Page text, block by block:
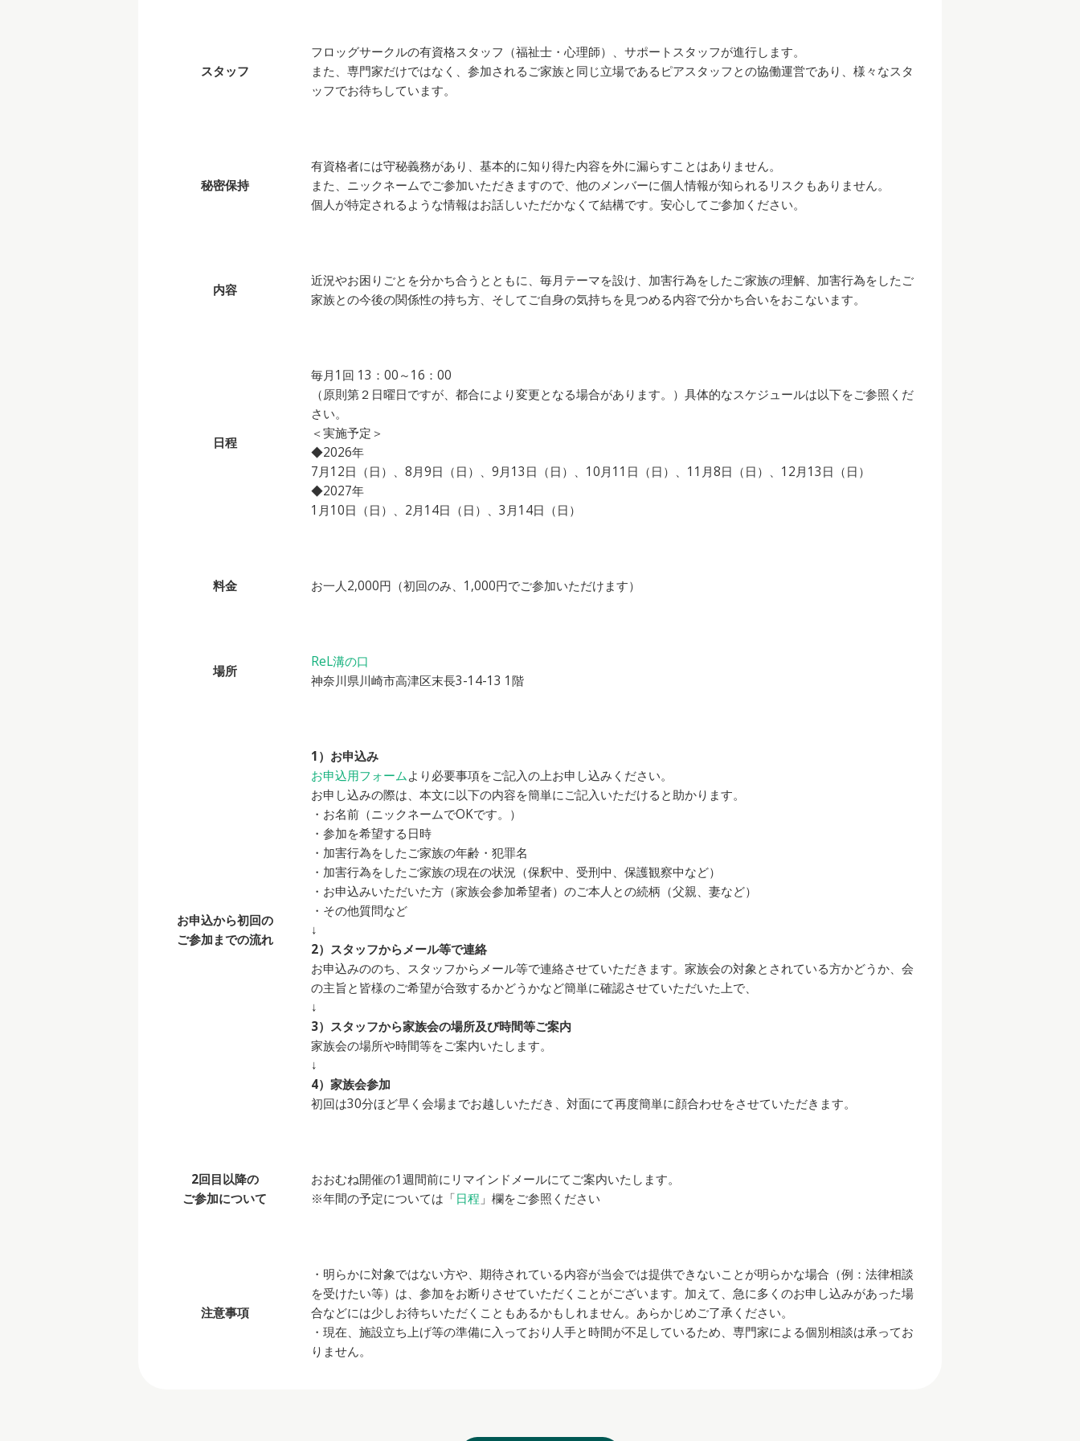
スタッフ
フロッグサークルの有資格スタッフ（福祉士・心理師）、サポートスタッフが進行します。
また、専門家だけではなく、参加されるご家族と同じ立場であるピアスタッフとの協働運営であり、様々なスタ
ッフでお待ちしています。
秘密保持
有資格者には守秘義務があり、基本的に知り得た内容を外に漏らすことはありません。
また、ニックネームでご参加いただきますので、他のメンバーに個人情報が知られるリスクもありません。
個人が特定されるような情報はお話しいただかなくて結構です。安心してご参加ください。
内容
近況やお困りごとを分かち合うとともに、毎月テーマを設け、加害行為をしたご家族の理解、加害行為をしたご
家族との今後の関係性の持ち方、そしてご自身の気持ちを見つめる内容で分かち合いをおこないます。
日程
毎月1回 13：00～16：00
（原則第２日曜日ですが、都合により変更となる場合があります。）具体的なスケジュールは以下をご参照くだ
さい。
＜実施予定＞
◆2026年
7月12日（日）、8月9日（日）、9月13日（日）、10月11日（日）、11月8日（日）、12月13日（日）
◆2027年
1月10日（日）、2月14日（日）、3月14日（日）
料金 お一人2,000円（初回のみ、1,000円でご参加いただけます）
場所
ReL溝の口
神奈川県川崎市高津区末長3-14-13 1階
お申込から初回の
ご参加までの流れ
1）お申込み
お申込用フォームより必要事項をご記入の上お申し込みください。
お申し込みの際は、本文に以下の内容を簡単にご記入いただけると助かります。
・お名前（ニックネームでOKです。）
・参加を希望する日時
・加害行為をしたご家族の年齢・犯罪名
・加害行為をしたご家族の現在の状況（保釈中、受刑中、保護観察中など）
・お申込みいただいた方（家族会参加希望者）のご本人との続柄（父親、妻など）
・その他質問など
↓
2）スタッフからメール等で連絡
お申込みののち、スタッフからメール等で連絡させていただきます。家族会の対象とされている方かどうか、会
の主旨と皆様のご希望が合致するかどうかなど簡単に確認させていただいた上で、
↓
3）スタッフから家族会の場所及び時間等ご案内
家族会の場所や時間等をご案内いたします。
↓
4）家族会参加
初回は30分ほど早く会場までお越しいただき、対面にて再度簡単に顔合わせをさせていただきます。
2回目以降の
ご参加について
おおむね開催の1週間前にリマインドメールにてご案内いたします。
※年間の予定については「日程」欄をご参照ください
注意事項
・明らかに対象ではない方や、期待されている内容が当会では提供できないことが明らかな場合（例：法律相談
を受けたい等）は、参加をお断りさせていただくことがございます。加えて、急に多くのお申し込みがあった場
合などには少しお待ちいただくこともあるかもしれません。あらかじめご了承ください。
・現在、施設立ち上げ等の準備に入っており人手と時間が不足しているため、専門家による個別相談は承ってお
りません。